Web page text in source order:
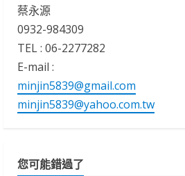
蔡永源
0932-984309
TEL : 06-2277282
E-mail :
minjin5839@gmail.com
minjin5839@yahoo.com.tw
您可能錯過了